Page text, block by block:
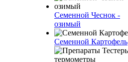
Семенной Чеснок -
озимый
Семенной Картофель